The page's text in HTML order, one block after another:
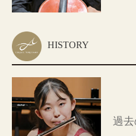
HISTORY
過